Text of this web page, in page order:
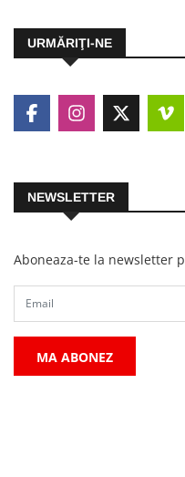
URMĂRIŢI-NE
NEWSLETTER
Aboneaza-te la newsletter
MA ABONEZ